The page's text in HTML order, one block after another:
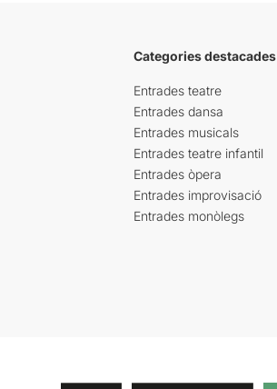
Categories destacades
Entrades teatre
Entrades dansa
Entrades musicals
Entrades teatre infantil
Entrades òpera
Entrades improvisació
Entrades monòlegs